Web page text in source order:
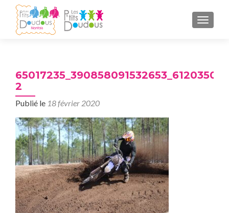
2
Publié le 18 février 2020